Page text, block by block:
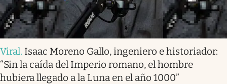
Viral. Isaac Moreno Gallo, ingeniero e historiador:
“Sin la caída del Imperio romano, el hombre
hubiera llegado a la Luna en el año 1000”